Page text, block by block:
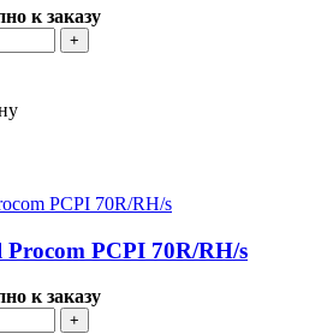
к заказу
+
PCPI 70R/RH/s
к заказу
+